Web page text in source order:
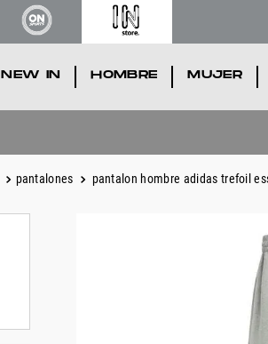
NEW IN HOMBRE MUJER
pantalones pantalon hombre adidas trefoil